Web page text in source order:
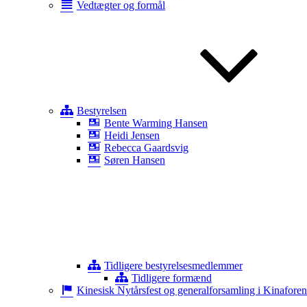
Vedtægter og formål
Bestyrelsen
Bente Warming Hansen
Heidi Jensen
Rebecca Gaardsvig
Søren Hansen
Tidligere bestyrelsesmedlemmer
Tidligere formænd
Kinesisk Nytårsfest og generalforsamling i